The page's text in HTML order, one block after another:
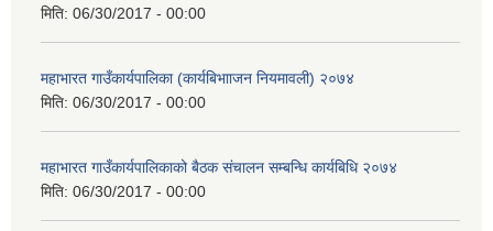
मिति: 06/30/2017 - 00:00
महाभारत गाउँकार्यपालिका (कार्यबिभााजन नियमावली) २०७४
मिति: 06/30/2017 - 00:00
महाभारत गाउँकार्यपालिकाको बैठक संचालन सम्बन्धि कार्यबिधि २०७४
मिति: 06/30/2017 - 00:00